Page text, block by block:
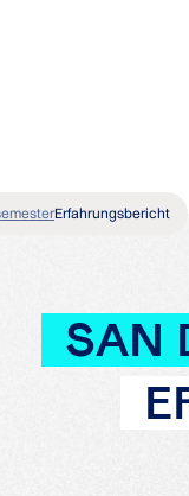
Erfahrungsbericht
SAN